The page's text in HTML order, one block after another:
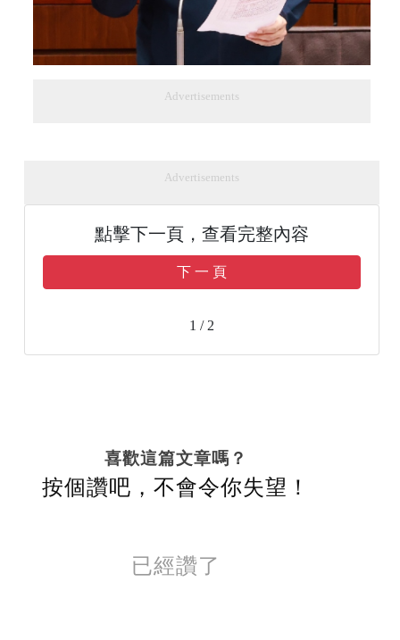
Advertisements
Advertisements
點擊下一頁，查看完整內容
下 一 頁
1 / 2
喜歡這篇文章嗎？
按個讚吧，不會令你失望！
已經讚了